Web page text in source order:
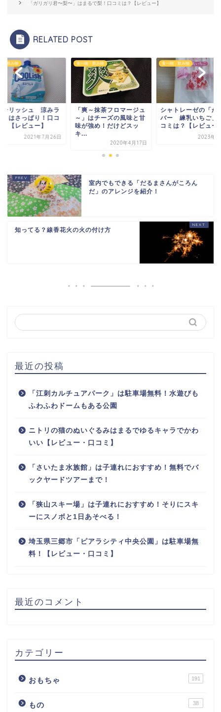
「ガリガリ君〜梨〜」はまるで梨！口コミは？【レビュー】
RELATED POST
・飲み物
～抹茶フロマージュ
はチーズの風味と甘
強め！だけどスッ
食べ物・飲み物
シャトレーゼの「かき氷
バー 練乳いちご」の口
コミは？【レビュー】
食べ物・飲み物
「クーリッシュ 涼
ムネ」はさっぱり！
ミは？【レビュー】
2021年7
室内でもできる「だるまさんがころん
だ」のアレンジを紹介！
知ってる？線香花火の火の付け方
最近の投稿
「江刺カルチュアパーク」は駐車場無料！水遊びも
ふわふわドームもある公園
ニトリの猫のぬいぐるみはまるでゆるキャラでかわ
いい【レビュー・口コミ】
「さいたま水族館」は子連れにおすすめ！無料でバ
ックヤードツアーまで！
「狭山スキー場」は子連れにおすすめ！そりにスキ
ーにスノボと1日あそべる！
埼玉県三郷市「ピアラシティ中央公園」は駐車場無
料！【レビュー・口コミ】
最近のコメント
カテゴリー
おもちゃ 191
もの 38